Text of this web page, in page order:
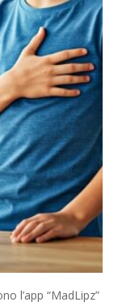
l’app “MadLipz”